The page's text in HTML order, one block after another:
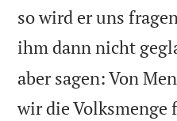
so wird er uns
ihm dann nicht
aber sagen: Von
wir die Volksmenge